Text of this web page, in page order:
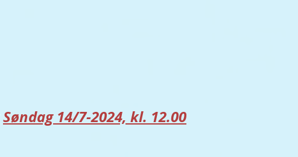
Søndag 14/7-2024, kl. 12.00